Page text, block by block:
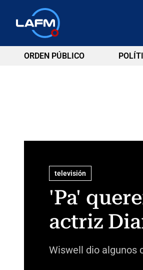
ORDEN PÚBLICO
televisión
'Pa'
actriz
Wiswell dio algunos